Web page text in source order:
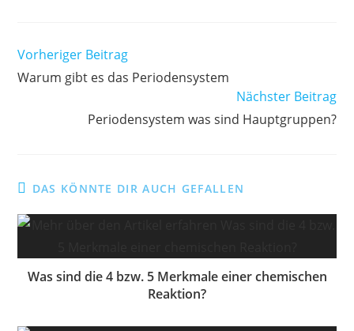
Weitere
ansehen
Vorheriger Beitrag
Warum gibt es das Periodensystem
Nächster Beitrag
Periodensystem was sind Hauptgruppen?
DAS KÖNNTE DIR AUCH GEFALLEN
Was sind die 4 bzw. 5 Merkmale einer chemischen
Reaktion?